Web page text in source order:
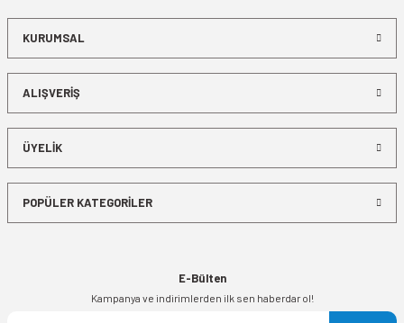
KURUMSAL
ALIŞVERİŞ
ÜYELİK
POPÜLER KATEGORİLER
E-Bülten
Kampanya ve indirimlerden ilk sen haberdar ol!